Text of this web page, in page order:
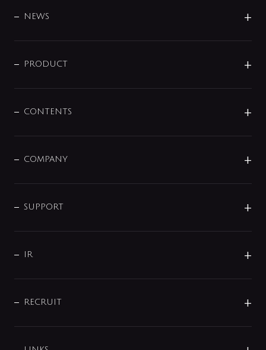
DESIGN
NEWS
商品に関して
その他
PRODUCT
センサー・タッチ水栓
単水栓
分岐
配管システム
バス・空調周辺用品
CONTENTS
じぶんシャワーが見つかる
COMPANY
企業理念
会社概要
事業所案内
SUPPORT
よくあるご質問
データダウンロード
IR
IRニュース
RECRUIT